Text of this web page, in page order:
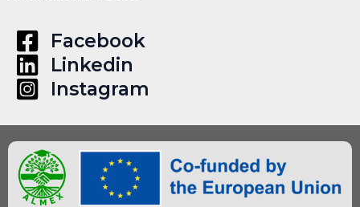
Facebook
Linkedin
Instagram